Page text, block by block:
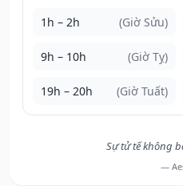
1h – 2h (Giờ Sửu)
9h – 10h (Giờ Tỵ)
19h – 20h (Giờ Tuất)
Sự tử tế không
—